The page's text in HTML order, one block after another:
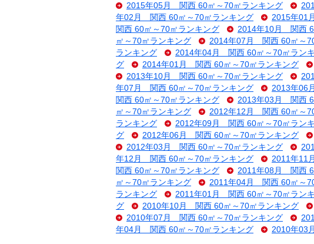
2015年05月 関西 60㎡～70㎡ランキング
年02月 関西 60㎡～70㎡ランキング
2015年01
関西 60㎡～70㎡ランキング
2014年10月 関西
㎡～70㎡ランキング
2014年07月 関西 60㎡～
ランキング
2014年04月 関西 60㎡～70㎡ラン
グ
2014年01月 関西 60㎡～70㎡ランキング
2013年10月 関西 60㎡～70㎡ランキング
年07月 関西 60㎡～70㎡ランキング
2013年06
関西 60㎡～70㎡ランキング
2013年03月 関西
㎡～70㎡ランキング
2012年12月 関西 60㎡～
ランキング
2012年09月 関西 60㎡～70㎡ラン
グ
2012年06月 関西 60㎡～70㎡ランキング
2012年03月 関西 60㎡～70㎡ランキング
年12月 関西 60㎡～70㎡ランキング
2011年11
関西 60㎡～70㎡ランキング
2011年08月 関西
㎡～70㎡ランキング
2011年04月 関西 60㎡～
ランキング
2011年01月 関西 60㎡～70㎡ラン
グ
2010年10月 関西 60㎡～70㎡ランキング
2010年07月 関西 60㎡～70㎡ランキング
年04月 関西 60㎡～70㎡ランキング
2010年03